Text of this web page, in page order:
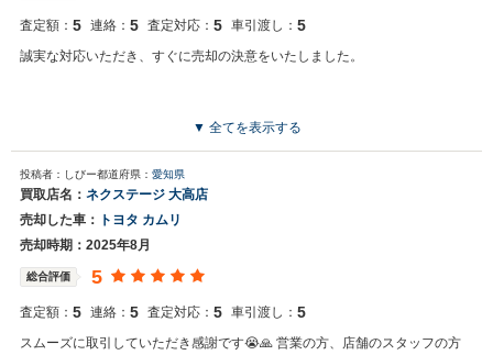
査定額： 5 連絡： 5 査定対応： 5 車引渡し： 5
誠実な対応いただき、すぐに売却の決意をいたしました。
▼ 全てを表示する
投稿者：しびー都道府県： 愛知県
買取店名： ネクステージ 大高店
売却した車：
トヨタ カムリ
売却時期：2025年8月
総合評価 5
査定額： 5 連絡： 5 査定対応： 5 車引渡し： 5
スムーズに取引していただき感謝です😭🙏 営業の方、店舗のスタッフの方